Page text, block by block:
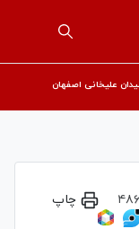
علیخانی اصفهان
چاپ